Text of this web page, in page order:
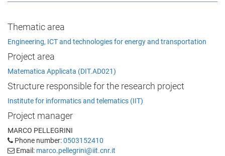
Thematic area
Engineering, ICT and technologies for energy and transportation
Project area
Matematica Applicata (DIT.AD021)
Structure responsible for the research project
Institute for informatics and telematics (IIT)
Project manager
MARCO PELLEGRINI
Phone number:0503152410
Email: marco.pellegrini@iit.cnr.it